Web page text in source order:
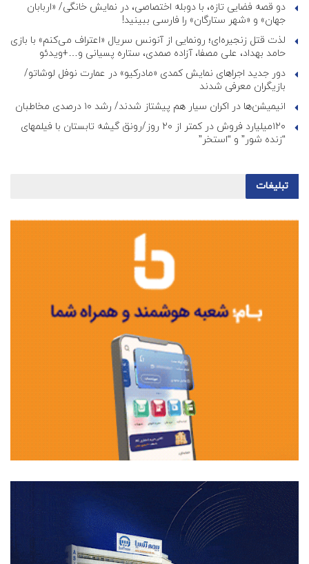
دو قصه فضایی تازه، با دوبله اختصاصی، در نمایش خانگی/ «اربابان
جهان» و «شهر ستارگان» را فارسی ببینید!
لذت قتل زنجیره‌ای؛ رونمایی از آنونس سریال «اعتراف می‌کنم» با بازی
حامد بهداد، علی مصفا، آزاده صمدی، ستاره پسیانی و…+ویدئو
دور جدید اجراهای نمایش کمدی «مادرکیو» در عمارت نوفل لوشاتو/
بازیگران معرفی شدند
انیمیشن‌ها در اکران سیار هم پیشتاز شدند/ رشد ۱۰ درصدی مخاطبان
۱۲۰میلیارد فروش در کمتر از ۲۰ روز/رونق گیشه تابستان با فیلمهای
“زنده شور” و “استخر”
تبلیغات